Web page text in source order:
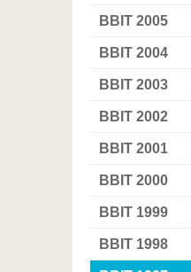
BBIT 2005
BBIT 2004
BBIT 2003
BBIT 2002
BBIT 2001
BBIT 2000
BBIT 1999
BBIT 1998